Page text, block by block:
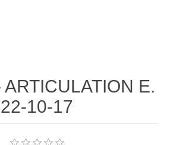
E.
22-10-17